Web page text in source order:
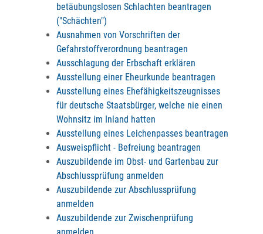
betäubungslosen Schlachten beantragen
("Schächten")
Ausnahmen von Vorschriften der
Gefahrstoffverordnung beantragen
Ausschlagung der Erbschaft erklären
Ausstellung einer Eheurkunde beantragen
Ausstellung eines Ehefähigkeitszeugnisses
für deutsche Staatsbürger, welche nie einen
Wohnsitz im Inland hatten
Ausstellung eines Leichenpasses beantragen
Ausweispflicht - Befreiung beantragen
Auszubildende im Obst- und Gartenbau zur
Abschlussprüfung anmelden
Auszubildende zur Abschlussprüfung
anmelden
Auszubildende zur Zwischenprüfung